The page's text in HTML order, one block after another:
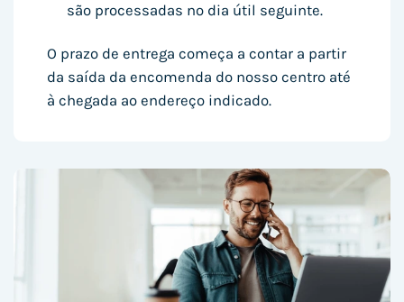
são processadas no dia útil seguinte.
O prazo de entrega começa a contar a partir
da saída da encomenda do nosso centro até
à chegada ao endereço indicado.